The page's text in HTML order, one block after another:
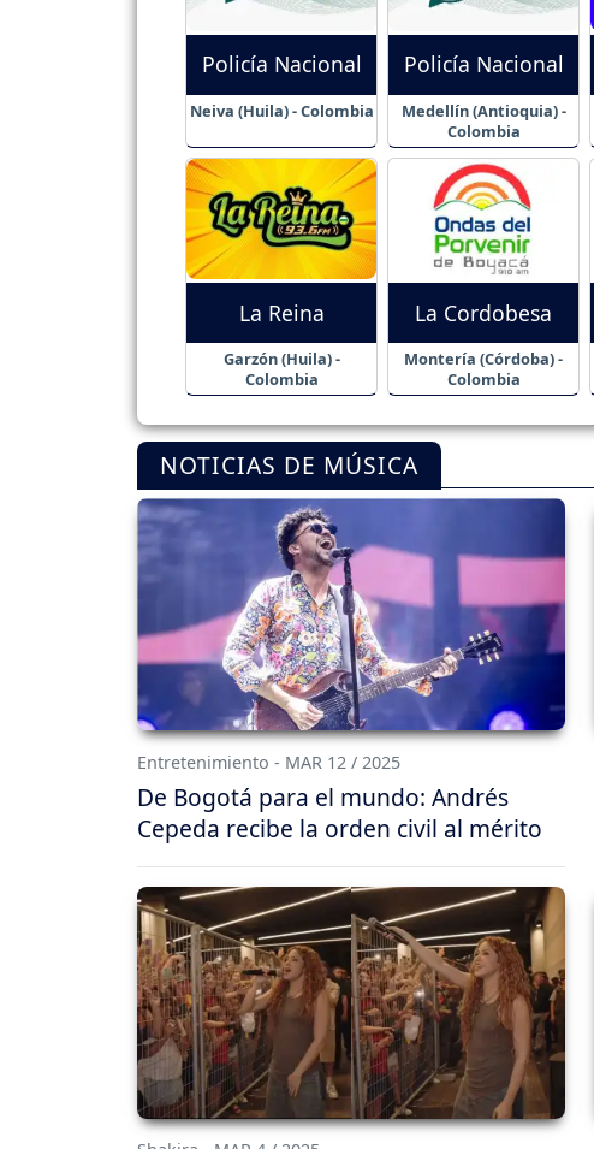
Policía Nacional
Neiva (Huila) - Colombia
Policía Nacional
Medellín (Antioquia) -
Colombia
La Reina
Garzón (Huila) -
Colombia
La Cordobesa
Montería (Córdoba) -
Colombia
NOTICIAS DE MÚSICA
Entretenimiento - MAR 12 / 2025
De Bogotá para el mundo: Andrés
Cepeda recibe la orden civil al mérito